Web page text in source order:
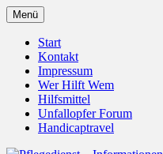
Zum
Inhalt
springen
Pflegedienst
und Suche
Unfallopfer –
Menü
Start
Kontakt
Impressum
Wer Hilft Wem
Hilfsmittel
Unfallopfer Forum
Handicaptravel